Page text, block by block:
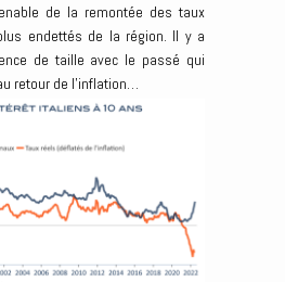
de la remontée des taux
endettés de la région. Il y a
de taille avec le passé qui
retour de l’inflation…